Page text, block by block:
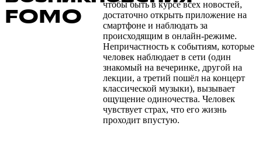
FOMO
чтобы быть в курсе всех новостей,
достаточно открыть приложение на
смартфоне и наблюдать за
происходящим в онлайн-режиме.
Непричастность к событиям, которые
человек наблюдает в сети (один
знакомый на вечеринке, другой на
лекции, а третий пошёл на концерт
классической музыки), вызывает
ощущение одиночества. Человек
чувствует страх, что его жизнь
проходит впустую.